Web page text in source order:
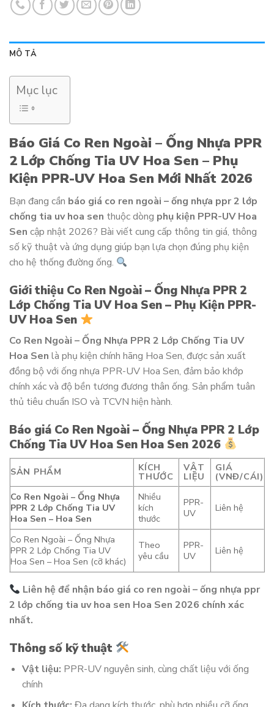
MÔ TẢ
Mục lục
Báo Giá Co Ren Ngoài – Ống Nhựa PPR
2 Lớp Chống Tia UV Hoa Sen – Phụ
Kiện PPR-UV Hoa Sen Mới Nhất 2026
Bạn đang cần báo giá co ren ngoài – ống nhựa ppr 2 lớp
chống tia uv hoa sen thuộc dòng phụ kiện PPR-UV Hoa
Sen cập nhật 2026? Bài viết cung cấp thông tin giá, thông
số kỹ thuật và ứng dụng giúp bạn lựa chọn đúng phụ kiện
cho hệ thống đường ống.
Giới thiệu Co Ren Ngoài – Ống Nhựa PPR 2
Lớp Chống Tia UV Hoa Sen – Phụ Kiện PPR-
UV Hoa Sen
Co Ren Ngoài – Ống Nhựa PPR 2 Lớp Chống Tia UV
Hoa Sen là phụ kiện chính hãng Hoa Sen, được sản xuất
đồng bộ với ống nhựa PPR-UV Hoa Sen, đảm bảo khớp
chính xác và độ bền tương đương thân ống. Sản phẩm tuân
thủ tiêu chuẩn ISO và TCVN hiện hành.
Báo giá Co Ren Ngoài – Ống Nhựa PPR 2 Lớp
Chống Tia UV Hoa Sen Hoa Sen 2026
SẢN PHẨM KÍCH
THƯỚC
VẬT
LIỆU
GIÁ
(VNĐ/CÁI)
Co Ren Ngoài – Ống Nhựa
PPR 2 Lớp Chống Tia UV
Hoa Sen – Hoa Sen
Nhiều
kích
thước
PPR-
UV
Liên hệ
Co Ren Ngoài – Ống Nhựa
PPR 2 Lớp Chống Tia UV
Hoa Sen – Hoa Sen (cỡ khác)
Theo
yêu cầu
PPR-
UV
Liên hệ
Liên hệ để nhận báo giá co ren ngoài – ống nhựa ppr
2 lớp chống tia uv hoa sen Hoa Sen 2026 chính xác
nhất.
Thông số kỹ thuật
Vật liệu: PPR-UV nguyên sinh, cùng chất liệu với ống
chính